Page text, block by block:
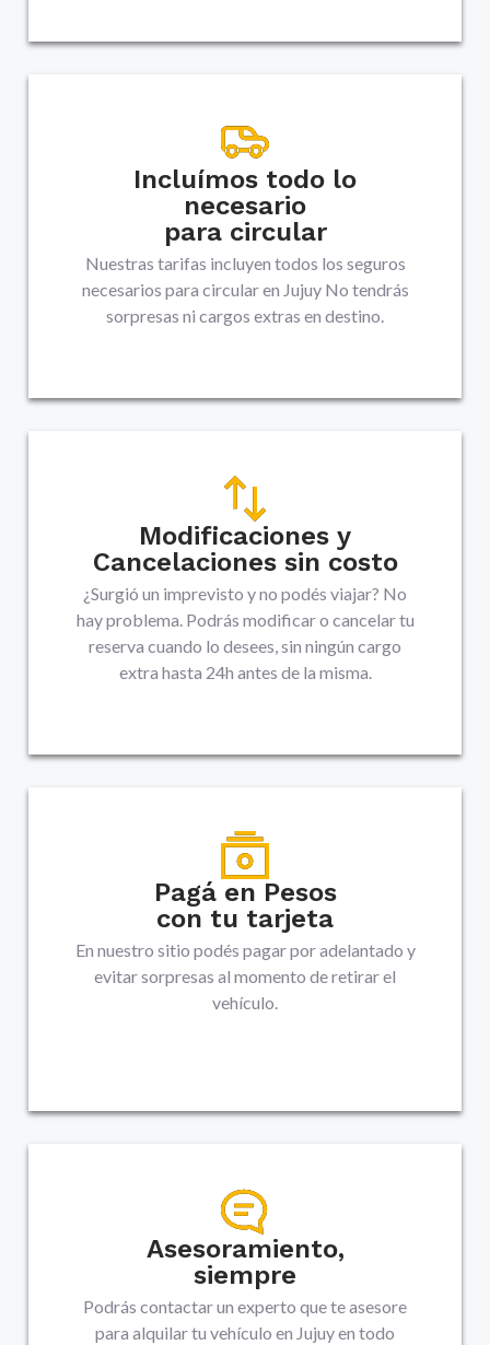
Incluímos todo lo
necesario
para circular
Nuestras tarifas incluyen todos los seguros
necesarios para circular en Jujuy No tendrás
sorpresas ni cargos extras en destino.
Modificaciones y
Cancelaciones sin costo
¿Surgió un imprevisto y no podés viajar? No
hay problema. Podrás modificar o cancelar tu
reserva cuando lo desees, sin ningún cargo
extra hasta 24h antes de la misma.
Pagá en Pesos
con tu tarjeta
En nuestro sitio podés pagar por adelantado y
evitar sorpresas al momento de retirar el
vehículo.
Asesoramiento,
siempre
Podrás contactar un experto que te asesore
para alquilar tu vehículo en Jujuyen todo